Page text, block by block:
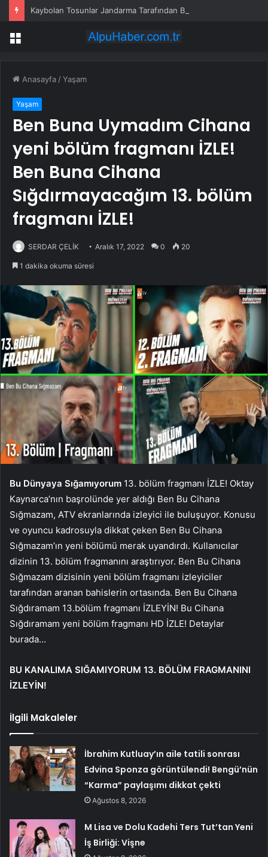
Kaybolan Tosunlar Jandarma Tarafından Bulundu
Menü
Anasayfa /Yaşam
Yaşam
Ben Buna Uymadım Cihana
yeni bölüm fragmanı İZLE!
Ben Buna Cihana
Sığdırmayacağım 13. bölüm
fragmanı İZLE!
SERDAR ÇELİK Aralık 17, 2022 0 20
1 dakika okuma süresi
Bu Dünyaya Sığamıyorum 13. bölüm fragmanı İZLE! Oktay
Kaynarca’nın başrolünde yer aldığı Ben Bu Cihana
Sığmazam, ATV ekranlarında izleyici ile buluşuyor. Konusu
ve oyuncu kadrosuyla dikkat çeken Ben Bu Cihana
Sığmazam’ın yeni bölümü merak uyandırdı. Kullanıcılar
dizinin 13. bölüm fragmanını araştırıyor. Ben Bu Cihana
Sığmazam dizisinin yeni bölüm fragmanı izleyiciler
tarafından aranan bahislerin ortasında. Ben Bu Cihana
Sığdıramam 13.bölüm fragmanı İZLEYİN! Bu Cihana
Sığdıramam yeni bölüm fragmanı HD İZLE! Detaylar
burada…
BU KANALIMA SIĞAMIYORUM 13. BÖLÜM FRAGMANINI
İZLEYİN!
İlgili Makaleler
İbrahim Kutluay’ın aile tatili sonrası
Edvina Sponza görüntülendi! Bengü’nün
“Karma” paylaşımı dikkat çekti
Ağustos 8, 2026
M Lisa ve Dolu Kadehi Ters Tut’tan Yeni
İş Birliği: Vişne